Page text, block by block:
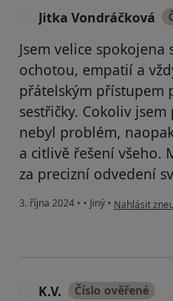
Jitka Vondráčková
Jsem velice
ochotou, empatií a
přátelským přístupem
sestřičky. Cokoliv
nebyl problém,
a citlivě řešení všeho.
za precizní odvedení
3. října 2024 • • Jiný • podle názoru
Nahlásit
K.V. Číslo ověřené